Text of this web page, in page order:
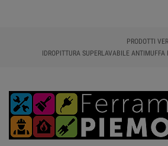
PRODOTTI
IDROPITTURA SUPERLAVABILE ANTIMUFFA